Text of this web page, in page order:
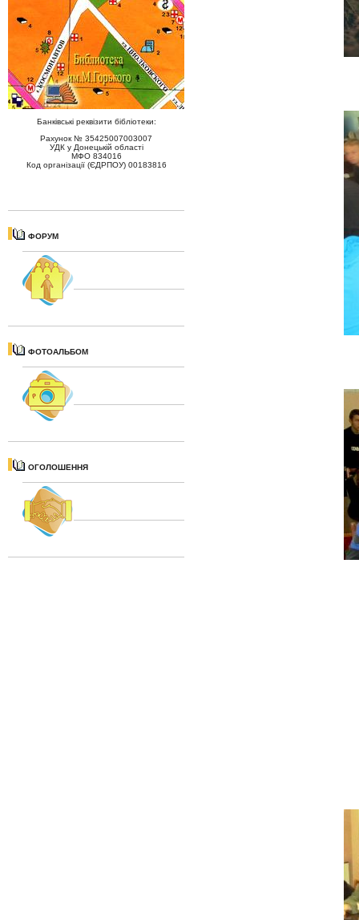
Банківські реквізити бібліотеки:
Рахунок № 35425007003007
УДК у Донецькій області
МФО 834016
Код організації (ЄДРПОУ) 00183816
ФОРУМ
ФОТОАЛЬБОМ
ОГОЛОШЕННЯ